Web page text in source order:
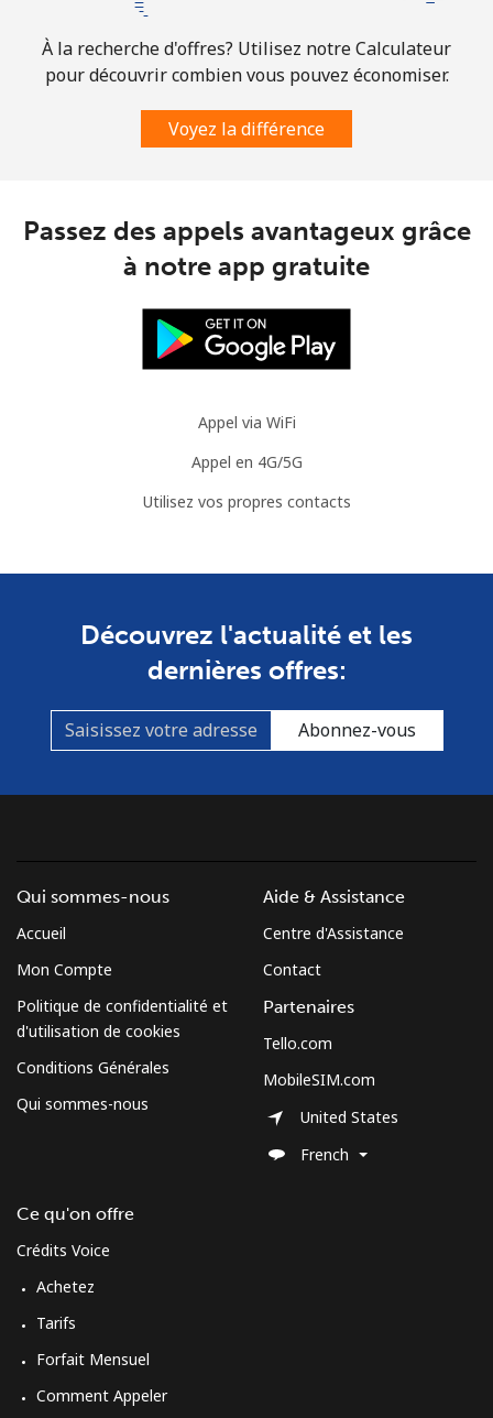
À la recherche d'offres? Utilisez notre Calculateur
pour découvrir combien vous pouvez économiser.
Voyez la différence
Passez des appels avantageux grâce
à notre app gratuite
Appel via WiFi
Appel en 4G/5G
Utilisez vos propres contacts
Découvrez l'actualité et les
dernières offres:
Abonnez-vous
Qui sommes-nous
Accueil
Mon Compte
Politique de confidentialité et
d'utilisation de cookies
Conditions Générales
Qui sommes-nous
Ce qu'on offre
Crédits Voice
Achetez
Tarifs
Forfait Mensuel
Comment Appeler
Aide & Assistance
Centre d'Assistance
Contact
Partenaires
Tello.com
MobileSIM.com
United States
French